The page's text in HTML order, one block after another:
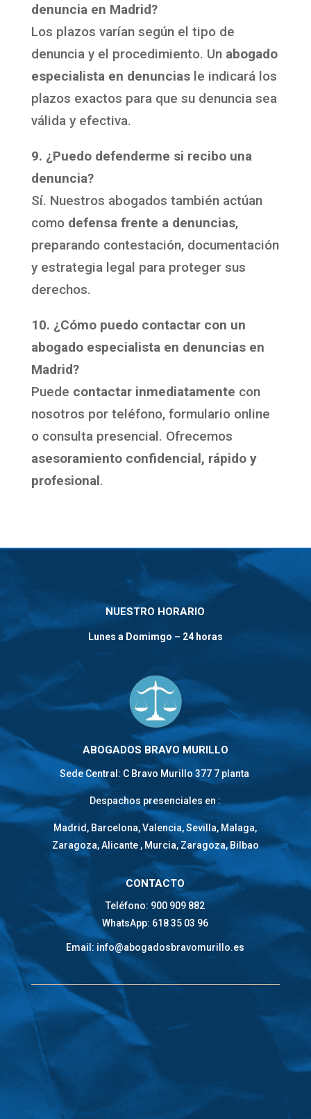
denuncia en Madrid?
Los plazos varían según el tipo de
denuncia y el procedimiento. Un abogado
especialista en denunciasle indicará los
plazos exactos para que su denuncia sea
válida y efectiva.
9. ¿Puedo defenderme si recibo una
denuncia?
Sí. Nuestros abogados también actúan
como defensa frente a denuncias,
preparando contestación, documentación
y estrategia legal para proteger sus
derechos.
10. ¿Cómo puedo contactar con un
abogado especialista en denuncias en
Madrid?
Puede contactar inmediatamente con
nosotros por teléfono, formulario online
o consulta presencial. Ofrecemos
asesoramiento confidencial, rápido y
profesional.
NUESTRO HORARIO
Lunes a Domimgo – 24 horas
ABOGADOS BRAVO MURILLO
Sede Central: C Bravo Murillo 377 7 planta
Despachos presenciales en :
Madrid, Barcelona, Valencia, Sevilla, Malaga,
Zaragoza, Alicante , Murcia, Zaragoza, Bilbao
CONTACTO
Teléfono: 900 909 882
WhatsApp: 618 35 03 96
Email: info@abogadosbravomurillo.es